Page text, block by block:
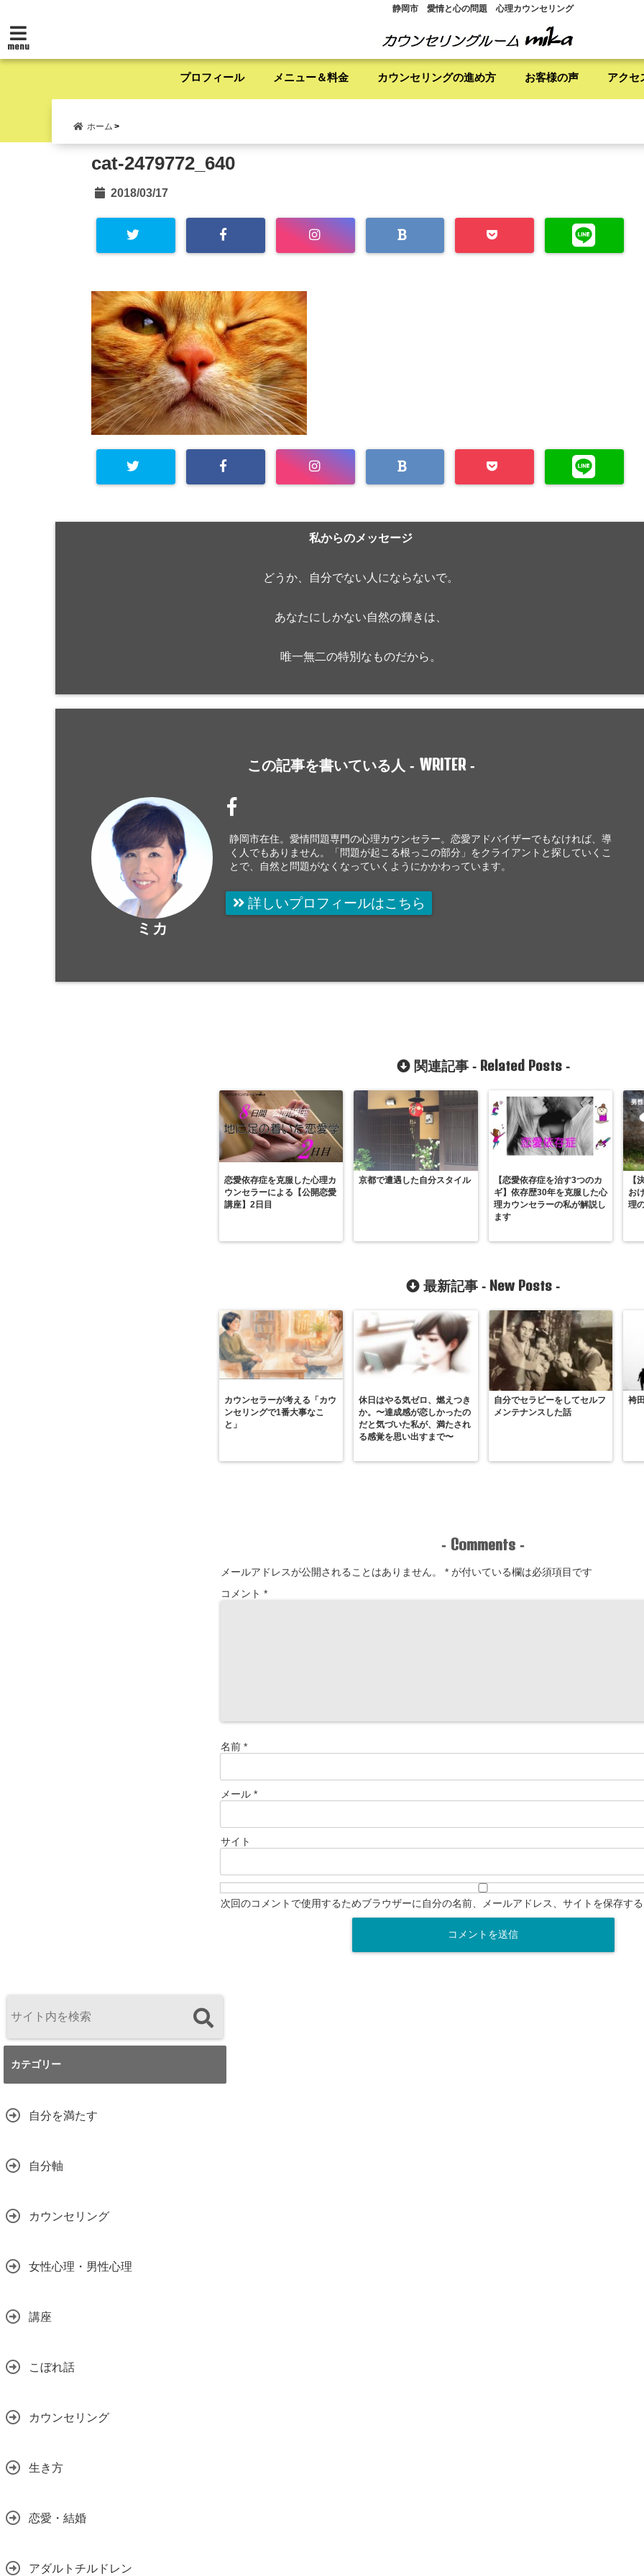
静岡市 愛情と心の問題 心理カウンセリング
menu
プロフィール メニュー＆料金 カウンセリングの進め方 お客様の声 アクセ
ホーム
cat-2479772_640
2018/03/17
私からのメッセージ
どうか、自分でない人にならないで。
あなたにしかない自然の輝きは、
唯一無二の特別なものだから。
この記事を書いている人 - WRITER-
ミカ
静岡市在住。愛情問題専門の心理カウンセラー。恋愛アドバイザーでもなければ、導
く人でもありません。「問題が起こる根っこの部分」をクライアントと探していくこ
とで、自然と問題がなくなっていくようにかかわっています。
詳しいプロフィールはこちら
関連記事 - Related Posts-
恋愛依存症を克服した心理カ
ウンセラーによる【公開恋愛
講座】2日目
京都で遭遇した自分スタイル
【恋愛依存症を治す3つのカ
ギ】依存歴30年を克服した心
理カウンセラーの私が解説し
ます
【
お
理
最新記事 - New Posts -
カウンセラーが考える「カウ
ンセリングで1番大事なこ
と」
休日はやる気ゼロ、燃えつき
か。〜達成感が恋しかったの
だと気づいた私が、満たされ
る感覚を思い出すまで〜
自分でセラピーをしてセルフ
メンテナンスした話
袴
- Comments -
メールアドレスが公開されることはありません。 * が付いている欄は必須項目です
コメント *
名前 *
メール *
サイト
次回のコメントで使用するためブラウザーに自分の名前、メールアドレス、サイトを保存す
カテゴリー
自分を満たす
自分軸
カウンセリング
女性心理・男性心理
講座
こぼれ話
カウンセリング
生き方
恋愛・結婚
アダルトチルドレン